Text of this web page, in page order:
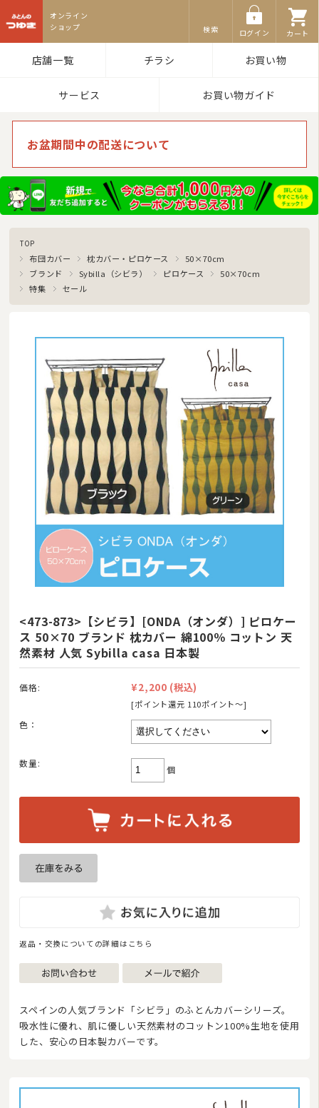
検索 ログイン カート
店舗一覧 チラシ お買い物
サービス お買い物ガイド
お盆期間中の配送について
TOP
布団カバー 枕カバー・ピロケース
50×70cm
ブランド
Sybilla（シビラ） ピロケース
50×70cm
特集
セール
<473-873>【シビラ】[ONDA（オンダ）] ピロケー
ス 50×70 ブランド 枕カバー 綿100％ コットン 天
然素材 人気 Sybilla casa 日本製
価格: ¥2,200 (税込)
[ポイント還元 110ポイント〜]
色：
数量:
個
返品・交換についての詳細はこちら
スペインの人気ブランド「シビラ」のふとんカバーシリーズ。
吸水性に優れ、肌に優しい天然素材のコットン100%生地を使用
した、安心の日本製カバーです。